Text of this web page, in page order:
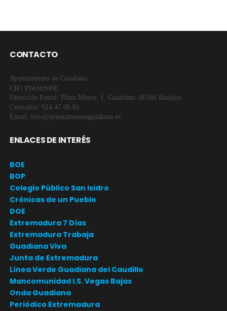
CONTACTO
Ayuntamiento de Guadiana
CIF: P0616500E
Dirección Postal: Plaza Mayor, 1. Guadiana. 06186 Badajoz
Centralita: 924 47 00 81
Email: info@ayuntamientoguadiana.es
ENLACES DE INTERÉS
BOE
BOP
Colegio Público San Isidro
Crónicas de un Pueblo
DOE
Extremadura 7 Días
Extremadura Trabaja
Guadiana Viva
Junta de Extremadura
Línea Verde Guadiana del Caudillo
Mancomunidad I.S. Vegas Bajas
Onda Guadiana
Periódico Extremadura